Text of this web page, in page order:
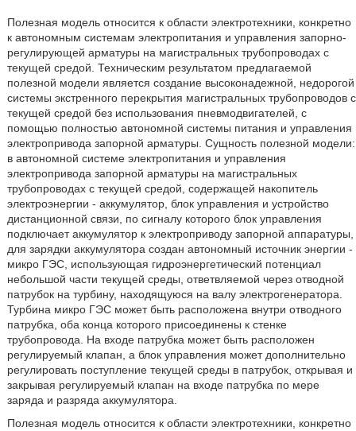
Полезная модель относится к области электротехники, конкретно
к автономным системам электропитания и управления запорно-
регулирующей арматуры на магистральных трубопроводах с
текущей средой. Техническим результатом предлагаемой
полезной модели является создание высоконадежной, недорогой
системы экстренного перекрытия магистральных трубопроводов с
текущей средой без использования пневмодвигателей, с
помощью полностью автономной системы питания и управления
электропривода запорной арматуры. Сущность полезной модели:
в автономной системе электропитания и управления
электропривода запорной арматуры на магистральных
трубопроводах с текущей средой, содержащей накопитель
электроэнергии - аккумулятор, блок управления и устройство
дистанционной связи, по сигналу которого блок управления
подключает аккумулятор к электроприводу запорной аппаратуры,
для зарядки аккумулятора создан автономный источник энергии -
микро ГЭС, использующая гидроэнергетический потенциал
небольшой части текущей среды, ответвляемой через отводной
патрубок на турбину, находящуюся на валу электрогенератора.
Турбина микро ГЭС может быть расположена внутри отводного
патрубка, оба конца которого присоединены к стенке
трубопровода. На входе патрубка может быть расположен
регулируемый клапан, а блок управления может дополнительно
регулировать поступление текущей среды в патрубок, открывая и
закрывая регулируемый клапан на входе патрубка по мере
заряда и разряда аккумулятора.
Полезная модель относится к области электротехники, конкретно